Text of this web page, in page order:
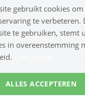
meer
PA
gebruikt cookies
te verbeteren.
te gebruiken, stemt
in overeenstemming
ALLES ACCEPTEREN